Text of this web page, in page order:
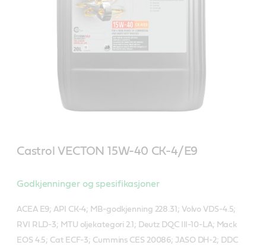
Castrol VECTON 15W-40 CK-4/E9
Godkjenninger og spesifikasjoner
ACEA E9; API CK-4; MB-godkjenning 228.31; Volvo VDS-4.5;
RVI RLD-3; MTU oljekategori 2.1; Deutz DQC III-10-LA; Mack
EOS 4.5; Cat ECF-3; Cummins CES 20086; JASO DH-2; DDC